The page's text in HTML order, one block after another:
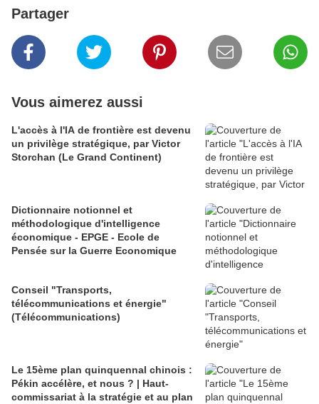
Partager
Vous aimerez aussi
L'accès à l'IA de frontière est devenu
un privilège stratégique, par Victor
Storchan (Le Grand Continent)
Dictionnaire notionnel et
méthodologique d'intelligence
économique - EPGE - Ecole de
Pensée sur la Guerre Economique
Conseil "Transports,
télécommunications et énergie"
(Télécommunications)
Le 15ème plan quinquennal chinois :
Pékin accélère, et nous ? | Haut-
commissariat à la stratégie et au plan